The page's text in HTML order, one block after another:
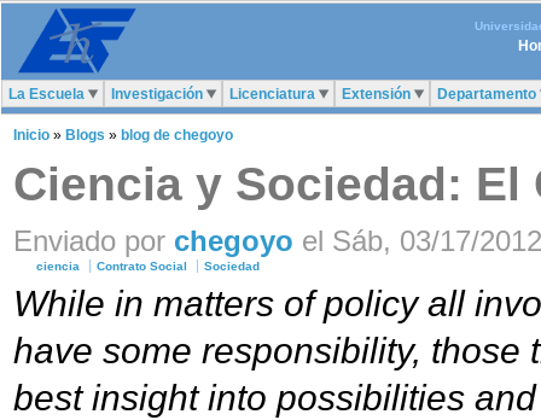
La Escuela Investigación Licenciatura Extensión Departamento
Inicio » Blogs » blog de chegoyo
Ciencia y Sociedad: El
Enviado por chegoyo el Sáb, 03/17/
ciencia Contrato Social Sociedad
While in matters of policy all
have some responsibility, those
best insight into possibilities